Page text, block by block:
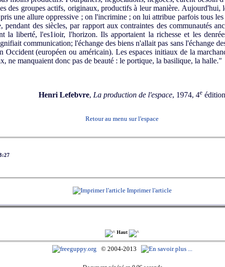
des groupes actifs, originaux, productifs à leur manière. Aujourd'hui,
une allure oppressive ; on l'incrimine ; on lui attribue parfois tous
pendant des siècles, par rapport aux contraintes des communautés
la liberté, l'es1ioir, l'horizon. Ils apportaient la richesse et les
communication; l'échange des biens n'allait pas sans l'échange
Occident (européen ou américain). Les espaces initiaux de la
ne manquaient donc pas de beauté : le portique, la basilique, la halle."
Henri Lefebvre, La production de l'espace, 1974, 4e
Retour au menu sur l'espace
Imprimer l'article
Haut
© 2004-2013